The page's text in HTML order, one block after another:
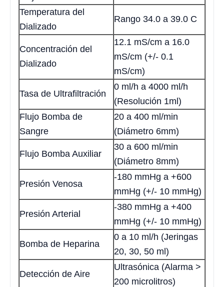
Temperatura del
Dializado
Rango 34.0 a 39.0 C
Concentración del
Dializado
12.1 mS/cm a 16.0
mS/cm (+/- 0.1
mS/cm)
Tasa de Ultrafiltración
0 ml/h a 4000 ml/h
(Resolución 1ml)
Flujo Bomba de
Sangre
20 a 400 ml/min
(Diámetro 6mm)
Flujo Bomba Auxiliar
30 a 600 ml/min
(Diámetro 8mm)
Presión Venosa
-180 mmHg a +600
mmHg (+/- 10 mmHg)
Presión Arterial
-380 mmHg a +400
mmHg (+/- 10 mmHg)
Bomba de Heparina
0 a 10 ml/h (Jeringas
20, 30, 50 ml)
Detección de Aire
Ultrasónica (Alarma >
200 microlitros)